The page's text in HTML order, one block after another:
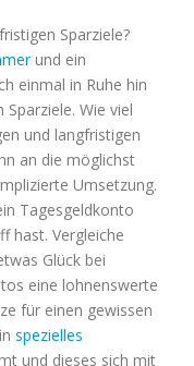
Sparziele?
und ein
einmal in Ruhe hin
Wie viel
und langfristigen
an die möglichst
Umsetzung.
Tagesgeldkonto
hast. Vergleiche
Glück bei
eine lohnenswerte
für einen gewissen
spezielles
und dieses sich mit